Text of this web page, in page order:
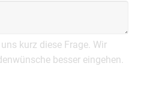
kurz diese Frage. Wir
besser eingehen.